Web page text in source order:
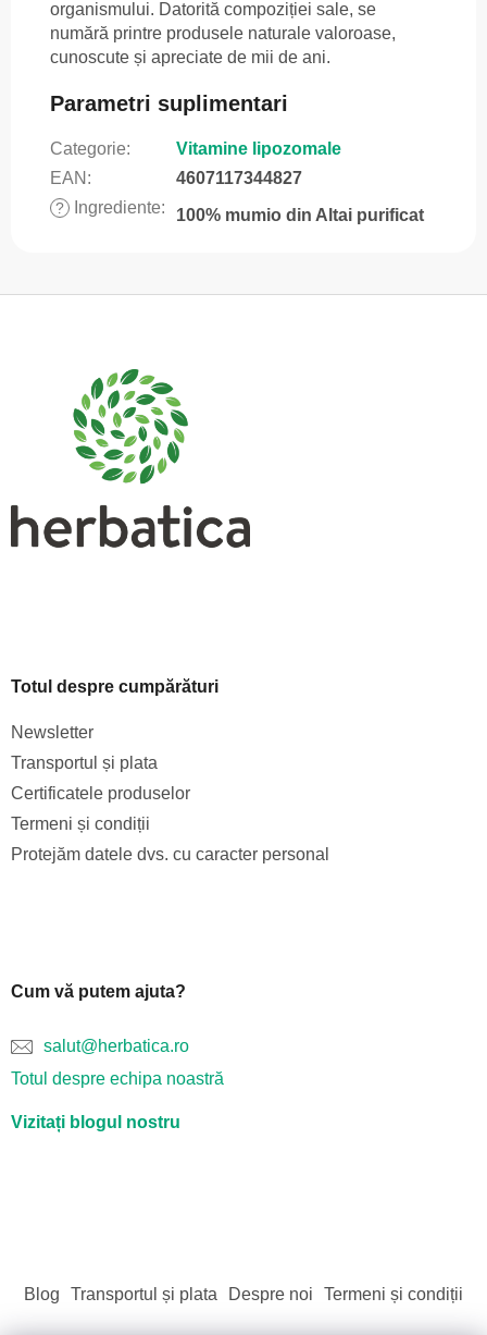
organismului. Datorită compoziției sale, se
numără printre produsele naturale valoroase,
cunoscute și apreciate de mii de ani.
Parametri suplimentari
Categorie:
Vitamine lipozomale
EAN : 4607117344827
? Ingrediente: 100% mumio din Altai purificat
Totul despre cumpărături
Newsletter
Transportul și plata
Certificatele produselor
Termeni și condiții
Protejăm datele dvs. cu caracter personal
Cum vă putem ajuta?
salut@herbatica.ro
Totul despre echipa noastră
Vizitați blogul nostru
Blog Transportul și plata Despre noi Termeni și condiții